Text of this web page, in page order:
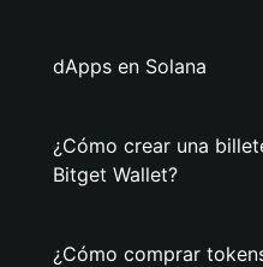
dApps en Solana
¿Cómo crear una
Bitget Wallet?
¿Cómo comprar